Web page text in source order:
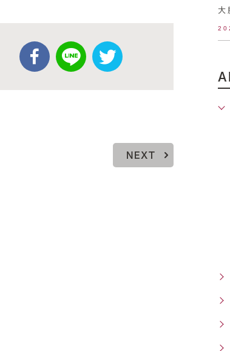
NEXT
大